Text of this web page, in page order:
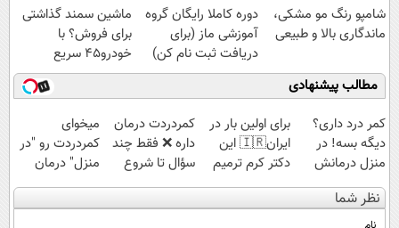
شامپو رنگ مو مشکی،
ماندگاری بالا و طبیعی
دوره کاملا رایگان گروه
آموزشی ماز (برای
دریافت ثبت نام کن)
ماشین سمند گذاشتی
برای فروش؟ با
خودرو45 سریع
بفروش
مطالب پیشنهادی
کمر درد داری؟
دیگه بسه! در
منزل درمانش
کن
(◀پرسش‌نامه)
برای اولین بار در
ایران🇮🇷 این
دکتر کرم ترمیم
کننده 23 روزه
ساخت!
‌کمردردت درمان
داره ❌ فقط چند
سؤال تا شروع
بهبودی فاصله‌
داری!
میخوای
کمردردت رو "در
منزل" درمان
کنی؟ (◂فیلم +
◂پرسش‌نامه)
نظر شما